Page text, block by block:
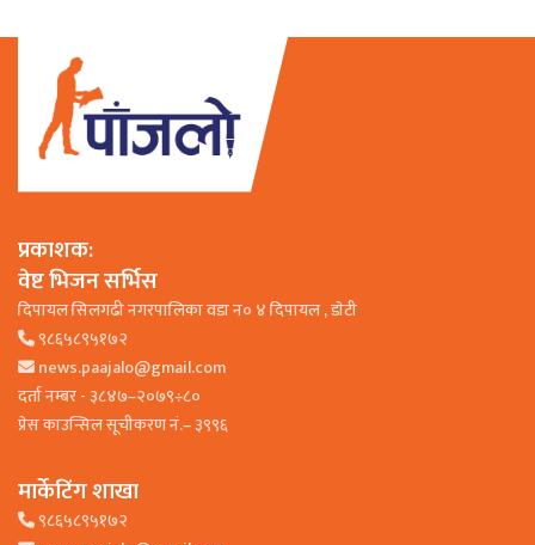
प्रकाशक:
वेष्ट भिजन सर्भिस
दिपायल सिलगढी नगरपालिका वडा न० ४ दिपायल , डाेटी
९८६५८९५१७२
news.paajalo@gmail.com
दर्ता नम्बर - ३८४७–२०७९÷८०
प्रेस काउन्सिल सूचीकरण नं.– ३९९६
मार्केटिंग शाखा
९८६५८९५१७२